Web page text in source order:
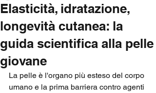
Elasticità, idratazione,
longevità cutanea: la
guida scientifica alla pelle
giovane
La pelle è l'organo più esteso del corpo
umano e la prima barriera contro agenti